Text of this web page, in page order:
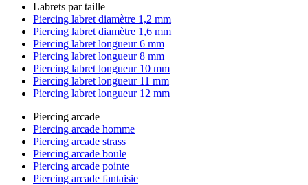
Labrets par taille
Piercing labret diamètre 1,2 mm
Piercing labret diamètre 1,6 mm
Piercing labret longueur 6 mm
Piercing labret longueur 8 mm
Piercing labret longueur 10 mm
Piercing labret longueur 11 mm
Piercing labret longueur 12 mm
Piercing arcade
Piercing arcade homme
Piercing arcade strass
Piercing arcade boule
Piercing arcade pointe
Piercing arcade fantaisie